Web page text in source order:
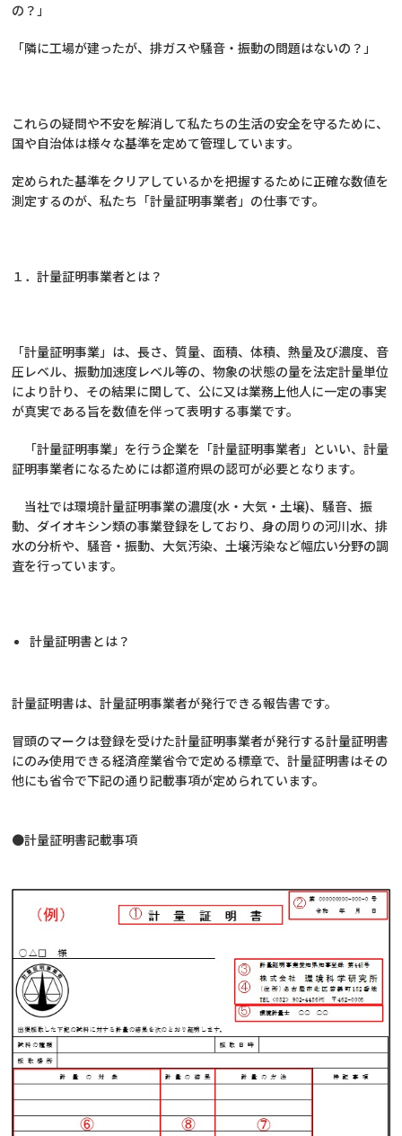
の？」
「隣に工場が建ったが、排ガスや騒音・振動の問題はないの？」
これらの疑問や不安を解消して私たちの生活の安全を守るために、
国や自治体は様々な基準を定めて管理しています。
定められた基準をクリアしているかを把握するために正確な数値を
測定するのが、私たち「計量証明事業者」の仕事です。
１．計量証明事業者とは？
「計量証明事業」は、長さ、質量、面積、体積、熱量及び濃度、音
圧レベル、振動加速度レベル等の、物象の状態の量を法定計量単位
により計り、その結果に関して、公に又は業務上他人に一定の事実
が真実である旨を数値を伴って表明する事業です。
「計量証明事業」を行う企業を「計量証明事業者」といい、計量
証明事業者になるためには都道府県の認可が必要となります。
当社では環境計量証明事業の濃度(水・大気・土壌)、騒音、振
動、ダイオキシン類の事業登録をしており、身の周りの河川水、排
水の分析や、騒音・振動、大気汚染、土壌汚染など幅広い分野の調
査を行っています。
計量証明書とは？
計量証明書は、計量証明事業者が発行できる報告書です。
冒頭のマークは登録を受けた計量証明事業者が発行する計量証明書
にのみ使用できる経済産業省令で定める標章で、計量証明書はその
他にも省令で下記の通り記載事項が定められています。
●計量証明書記載事項